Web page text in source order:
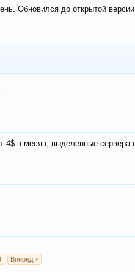
Обновился до открытой
4$ в месяц, выделенные сервера
Вперёд >